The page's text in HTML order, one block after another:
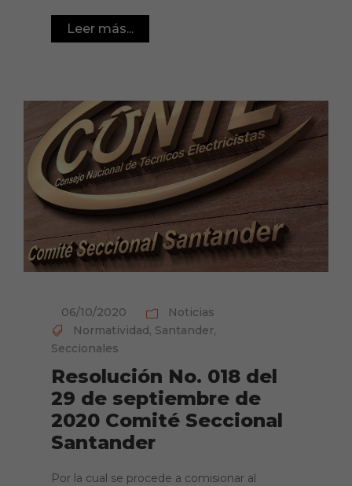
Leer más...
06/10/2020
Noticias
Normatividad, Santander,
Seccionales
Resolución No. 018 del
29 de septiembre de
2020 Comité Seccional
Santander
Por la cual se procede a comisionar al